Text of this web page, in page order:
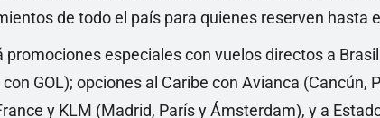
de todo el país para quienes reserven hasta
especiales con vuelos directos a
GOL); opciones al Caribe con Avianca (Cancún,
y KLM (Madrid, París y Ámsterdam), y a